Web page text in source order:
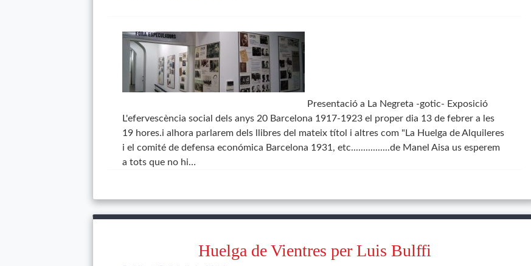
Presentació a La Negreta -gotic- Exposició
L'efervescència social dels anys 20 Barcelona 1917-1923 el proper dia 13 de febrer a les
19 hores.i alhora parlarem dels llibres del mateix títol i altres com "La Huelga de Alquileres
i el comité de defensa económica Barcelona 1931, etc................de Manel Aisa us esperem
a tots que no hi…
Huelga de Vientres per Luis Bulffi